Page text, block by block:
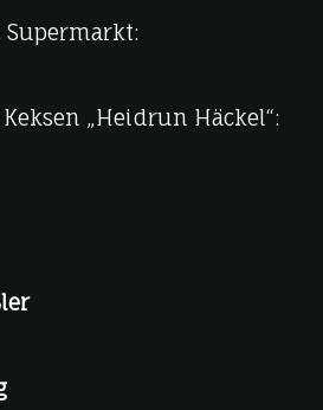
„Heidrun Häckel“: